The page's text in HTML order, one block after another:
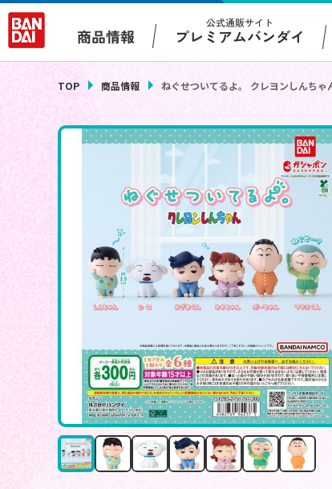
商品情報
公式通販サイト
プレミアムバンダイ
TOP 商品情報 ねぐせついてるよ。 クレヨンしんちゃ